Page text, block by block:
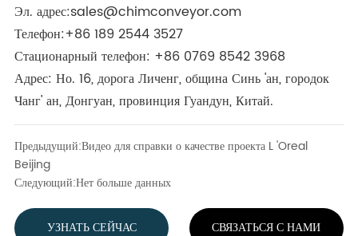
Эл. адрес:sales@chimconveyor.com
Телефон:+86 189 2544 3527
Стационарный телефон: +86 0769 8542 3968
Адрес: Но. 16, дорога Личенг, община Синь 'ан, городок
Чанг' ан, Донгуан, провинция Гуандун, Китай.
Предыдущий:Видео для справки о качестве проекта L 'Oreal
Beijing
Следующий:Нет больше данных
УЗНАТЬ СЕЙЧАС СВЯЗАТЬСЯ С НАМИ